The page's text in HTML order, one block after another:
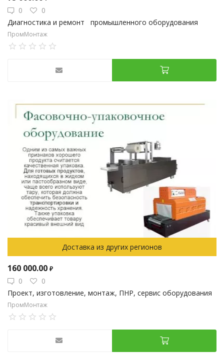
0
0
Диагностика и ремонт промышленного оборудования
ПромМонтаж
Доставка из других регионов
160 000.00 ₽
0
0
Проект, изготовление, монтаж, ПНР, сервис оборудования
ПромМонтаж